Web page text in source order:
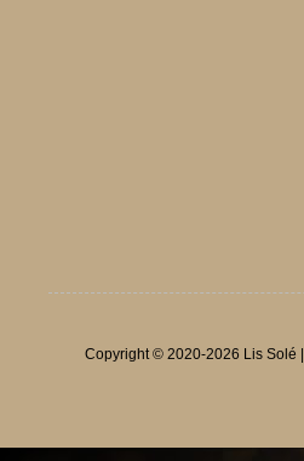
Copyright © 2020-2026 Lis Solé |